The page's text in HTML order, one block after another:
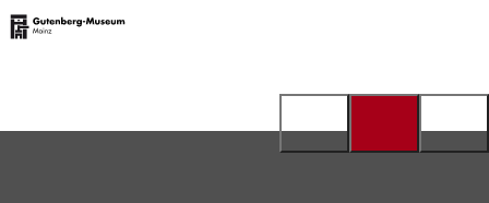
Inhalt anspringen
Zur
Startseite